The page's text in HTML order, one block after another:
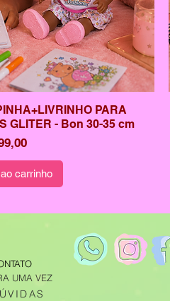
PARA
GLITER - Bon 30-35 cm
carrinho
UMA VEZ